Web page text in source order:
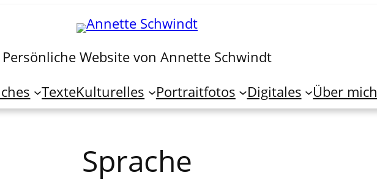
Persönliche Website von Annette Schwindt
TexteKulturelles Portraitfotos Digitales Über mich
Sprache